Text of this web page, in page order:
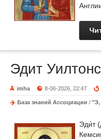
Эдит
imha 8-06-2026, 22:47
База знаний Ассоциации /
Эди́т